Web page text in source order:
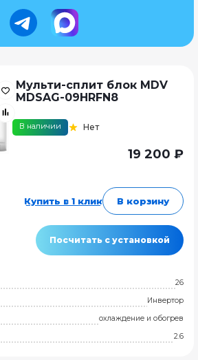
Мульти-сплит блок MDV
MDSAG-09HRFN8
В наличии Нет
19 200 ₽
Купить в 1 клик В корзину
Посчитать с установкой
26
Инвертор
охлаждение и обогрев
2.6